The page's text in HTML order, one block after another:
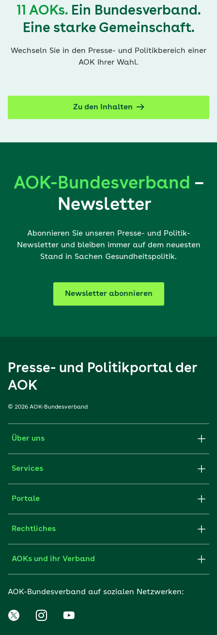
11 AOKs.Ein Bundesverband.
Eine starke Gemeinschaft.
Wechseln Sie in den Presse- und Politikbereich einer
AOK Ihrer Wahl.
Zu den Inhalten
AOK-Bundesverband –
Newsletter
Abonnieren Sie unseren Presse- und Politik-
Newsletter und bleiben immer auf dem neuesten
Stand in Sachen Gesundheitspolitik.
Newsletter abonnieren
Presse- und Politikportal der
AOK
© 2026 AOK-Bundesverband
Über uns
Services
Portale
Rechtliches
AOKs und ihr Verband
AOK-Bundesverband auf sozialen Netzwerken: